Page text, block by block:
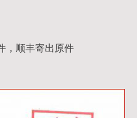
，顺丰寄出原件